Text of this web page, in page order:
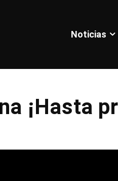
Noticias
¡Hasta